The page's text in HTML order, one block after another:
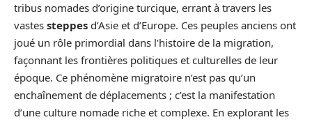
tribus nomades d’origine turcique, errant à travers les
vastes steppes d’Asie et d’Europe. Ces peuples anciens ont
joué un rôle primordial dans l’histoire de la migration,
façonnant les frontières politiques et culturelles de leur
époque. Ce phénomène migratoire n’est pas qu’un
enchaînement de déplacements ; c’est la manifestation
d’une culture nomade riche et complexe. En explorant les